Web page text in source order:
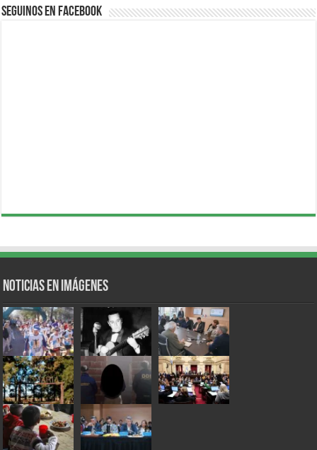
Seguinos en Facebook
Noticias en Imágenes